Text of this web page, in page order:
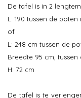
De tafel is in 2
L: 190 tussen de poten
of
L: 248 cm tussen de
Breedte 95 cm, tussen
H: 72 cm
De tafel is te